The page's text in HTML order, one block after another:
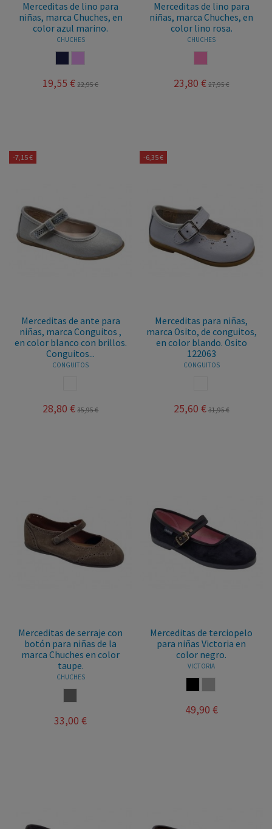
Merceditas de lino para
niñas, marca Chuches, en
color azul marino.
CHUCHES
19,55 € 22,95 €
Merceditas de lino para
niñas, marca Chuches, en
color lino rosa.
CHUCHES
23,80 € 27,95 €
-7,15 €
Merceditas de ante para
niñas, marca Conguitos ,
en color blanco con brillos.
Conguitos...
CONGUITOS
28,80 € 35,95 €
-6,35 €
Merceditas para niñas,
marca Osito, de conguitos,
en color blando. Osito
122063
CONGUITOS
25,60 € 31,95 €
Merceditas de serraje con
botón para niñas de la
marca Chuches en color
taupe.
CHUCHES
33,00 €
Merceditas de terciopelo
para niñas Victoria en
color negro.
VICTORIA
49,90 €